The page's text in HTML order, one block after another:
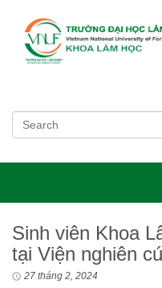
Sinh viên Khoa
tại Viện nghiên
27 tháng 2, 2024